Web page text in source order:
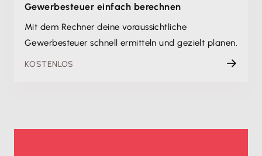
Gewerbesteuer einfach berechnen
Mit dem Rechner deine voraussichtliche
Gewerbesteuer schnell ermitteln und gezielt planen.
KOSTENLOS